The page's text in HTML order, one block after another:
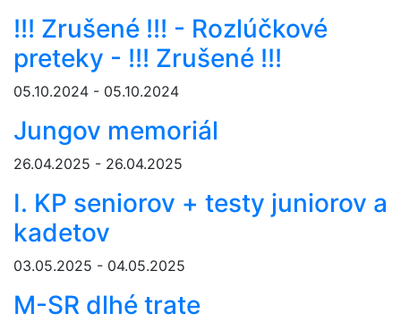
!!! Zrušené !!! - Rozlúčkové
preteky - !!! Zrušené !!!
05.10.2024 - 05.10.2024
Jungov memoriál
26.04.2025 - 26.04.2025
I. KP seniorov + testy juniorov a
kadetov
03.05.2025 - 04.05.2025
M-SR dlhé trate